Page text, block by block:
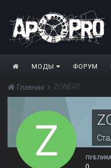
МОДЫ ФОРУМ
Главная ZONERT